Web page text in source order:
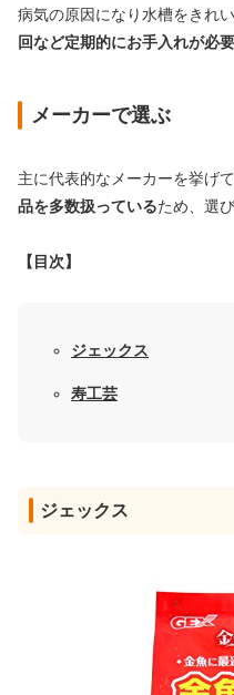
病気の原因になり水槽をきれ
回など定期的にお手入れが必要
メーカーで選ぶ
主に代表的なメーカーを挙げ
品を多数扱っているため、選
【目次】
ジェックス
寿工芸
ジェックス